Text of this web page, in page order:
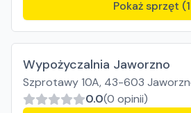
Pokaż sprzęt
Wypożyczalnia Jaworzno
Szprotawy 10A, 43-603
0.0(0 opinii)